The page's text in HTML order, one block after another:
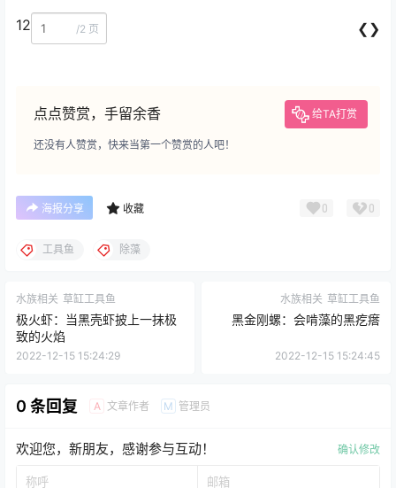
12 /2 页 ❮❯
点点赞赏，手留余香 给TA打赏
还没有人赞赏，快来当第一个赞赏的人吧！
海报分享 收藏 0 0
工具鱼 除藻
水族相关 草缸工具鱼
极火虾：当黑壳虾披上一抹极
致的火焰
2022-12-15 15:24:29
水族相关 草缸工具鱼
黑金刚螺：会啃藻的黑疙瘩
2022-12-15 15:24:45
0 条回复 A 文章作者 M 管理员
欢迎您，新朋友，感谢参与互动！ 确认修改